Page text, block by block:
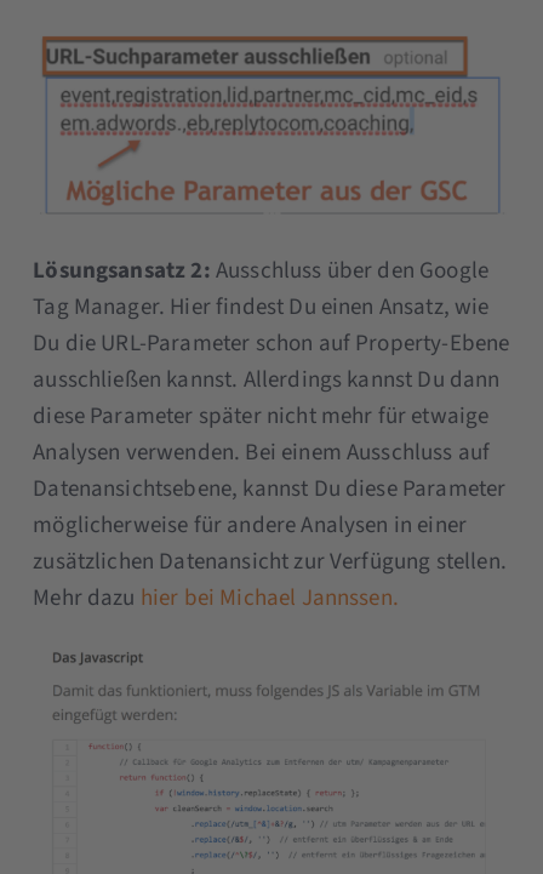
Lösungsansatz 2:Ausschluss über den Google
Tag Manager. Hier findest Du einen Ansatz, wie
Du die URL-Parameter schon auf Property-Ebene
ausschließen kannst. Allerdings kannst Du dann
diese Parameter später nicht mehr für etwaige
Analysen verwenden. Bei einem Ausschluss auf
Datenansichtsebene, kannst Du diese Parameter
möglicherweise für andere Analysen in einer
zusätzlichen Datenansicht zur Verfügung stellen.
Mehr dazu hier bei Michael Jannssen.